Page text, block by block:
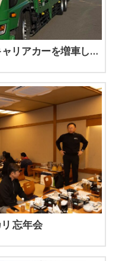
今年(2026年)も、5台積みキャリアカーを増車しました
忘年会